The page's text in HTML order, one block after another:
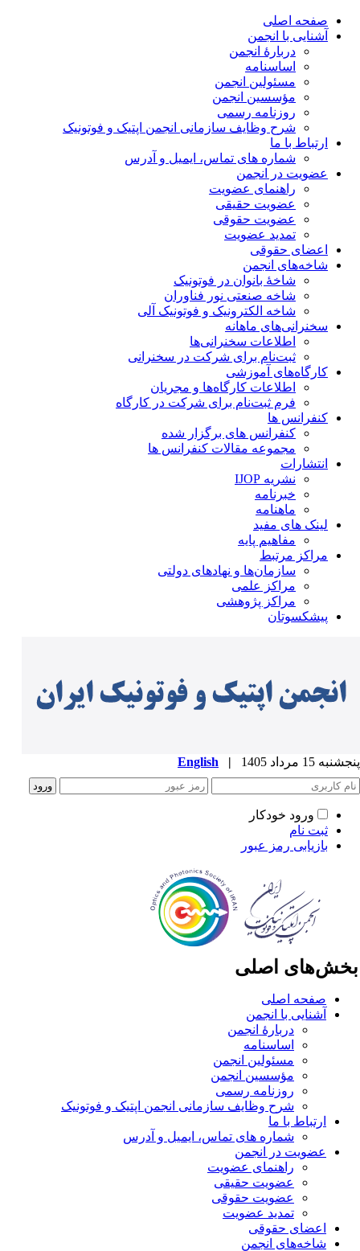
صفحه اصلی
آشنایی با انجمن
دربارۀ انجمن
اساسنامه
مسئولین انجمن
مؤسسین انجمن
روزنامه رسمی
شرح وظایف سازمانی انجمن اپتیک و فوتونیک
ارتباط با ما
شماره های تماس، ایمیل و آدرس
عضویت در انجمن
راهنمای عضویت
عضویت حقیقی
عضویت حقوقی
تمدید عضویت
اعضای حقوقی
شاخه‌های انجمن
شاخۀ بانوان در فوتونیک
شاخه صنعتی نور فناوران
شاخه‌ الکترونیک و فوتونیک آلی
سخنرانی‌های ماهانه
اطلاعات سخنرانی‌‌ها
ثبت‌نام برای شرکت در سخنرانی
کارگاه‌های آموزشی
اطلاعات کارگاه‌ها و مجریان
فرم ثبت‌نام برای شرکت در کارگاه
کنفرانس ها
کنفرانس های برگزار شده
مجموعه مقالات کنفرانس ها
انتشارات
نشریه IJOP
خبرنامه
ماهنامه
لینک های مفید
مفاهیم پایه
مراکز مرتبط
سازمان‌ها و نهادهای دولتی
مراکز علمی
مراکز پژوهشی
پیشکسوتان
15 مرداد 1405 |
English
ورود خودکار
ثبت نام
بازیابی رمز عبور
اصلی
صفحه اصلی
آشنایی با انجمن
دربارۀ انجمن
اساسنامه
مسئولین انجمن
مؤسسین انجمن
روزنامه رسمی
شرح وظایف سازمانی انجمن اپتیک و فوتونیک
ارتباط با ما
شماره های تماس، ایمیل و آدرس
عضویت در انجمن
راهنمای عضویت
عضویت حقیقی
عضویت حقوقی
تمدید عضویت
اعضای حقوقی
شاخه‌های انجمن